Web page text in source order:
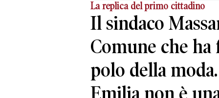
La replica del primo cittadino
Il sindaco
Comune che
polo della
Emilia non è